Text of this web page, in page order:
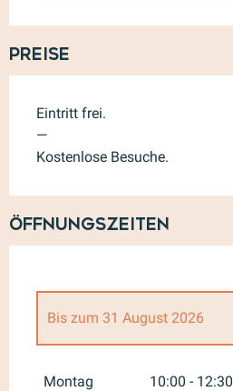
Preise
Eintritt frei.
—
Kostenlose Besuche.
Öffnungszeiten
März 2026
Bis zum 31 August 2026
Montag 10:00 - 12:30